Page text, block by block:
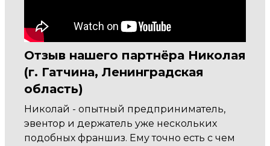
Отзыв нашего партнёра Николая
(г. Гатчина, Ленинградская
область)
Николай - опытный предприниматель,
эвентор и держатель уже нескольких
подобных франшиз. Ему точно есть с чем